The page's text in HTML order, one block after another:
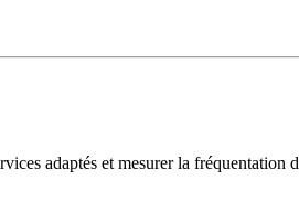
adaptés et mesurer la fréquentation